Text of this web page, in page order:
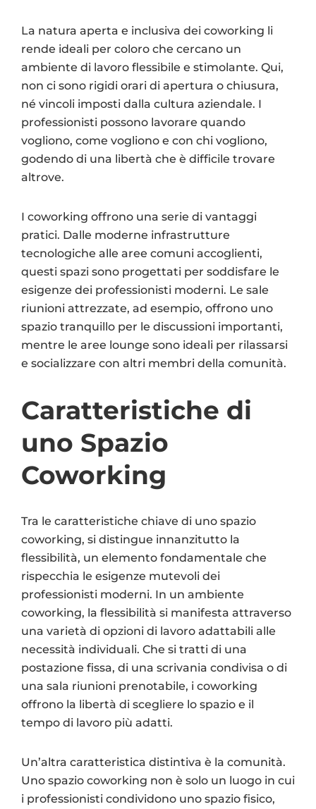
La natura aperta e inclusiva dei coworking li
rende ideali per coloro che cercano un
ambiente di lavoro flessibile e stimolante. Qui,
non ci sono rigidi orari di apertura o chiusura,
né vincoli imposti dalla cultura aziendale. I
professionisti possono lavorare quando
vogliono, come vogliono e con chi vogliono,
godendo di una libertà che è difficile trovare
altrove.
I coworking offrono una serie di vantaggi
pratici. Dalle moderne infrastrutture
tecnologiche alle aree comuni accoglienti,
questi spazi sono progettati per soddisfare le
esigenze dei professionisti moderni. Le sale
riunioni attrezzate, ad esempio, offrono uno
spazio tranquillo per le discussioni importanti,
mentre le aree lounge sono ideali per rilassarsi
e socializzare con altri membri della comunità.
Caratteristiche di
uno Spazio
Coworking
Tra le caratteristiche chiave di uno spazio
coworking, si distingue innanzitutto la
flessibilità, un elemento fondamentale che
rispecchia le esigenze mutevoli dei
professionisti moderni. In un ambiente
coworking, la flessibilità si manifesta attraverso
una varietà di opzioni di lavoro adattabili alle
necessità individuali. Che si tratti di una
postazione fissa, di una scrivania condivisa o di
una sala riunioni prenotabile, i coworking
offrono la libertà di scegliere lo spazio e il
tempo di lavoro più adatti.
Un’altra caratteristica distintiva è la comunità.
Uno spazio coworking non è solo un luogo in cui
i professionisti condividono uno spazio fisico,